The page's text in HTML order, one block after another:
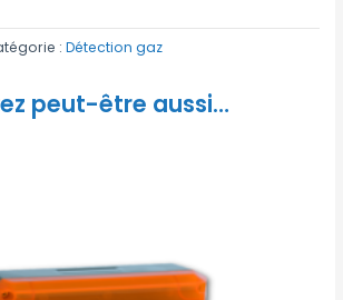
:Détection gaz
peut-être aussi…